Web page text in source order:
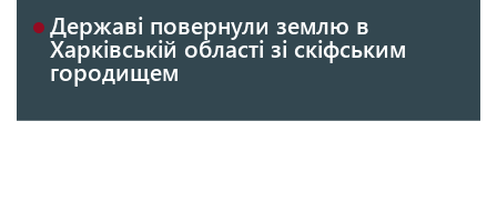
Державі повернули землю в
Харківській області зі скіфським
городищем